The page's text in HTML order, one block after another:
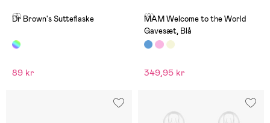
(3)
Dr Brown's Sutteflaske
89 kr
(9)
MAM Welcome to the World
Gavesæt, Blå
349,95 kr